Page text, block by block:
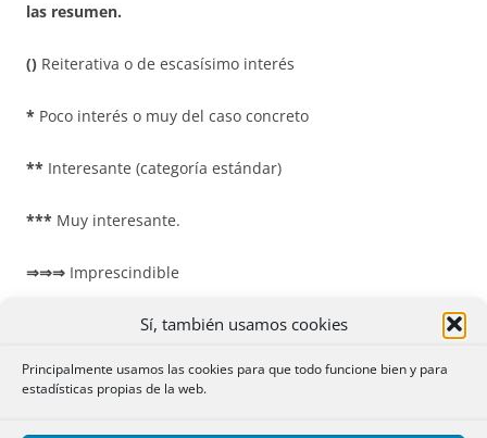
Sí, también usamos cookies
Principalmente usamos las cookies para que todo funcione bien y para
estadísticas propias de la web.
las resumen.
() Reiterativa o de escasísimo interés
* Poco interés o muy del caso concreto
** Interesante (categoría estándar)
*** Muy interesante.
⇒⇒⇒ Imprescindible
SENTENCIAS SOBRE RESOLUCIONES